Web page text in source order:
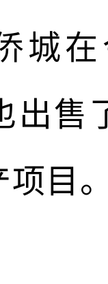
城
出售
项目